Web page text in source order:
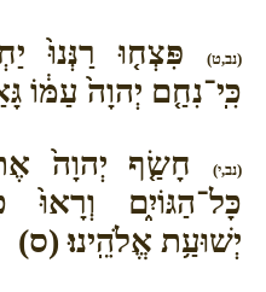
(נב,ט)
פִּצְח֤וּ רַנְּנוּ֙
כִּֽי־נִחַ֤ם יְהוָה֙ עַמּ֔וֹ
(נב,י)
חָשַׂ֤ף יְהוָה֙
כָּל־הַגּוֹיִ֑ם
יְשׁוּעַ֥ת אֱלֹהֵֽינוּ׃ (ס)